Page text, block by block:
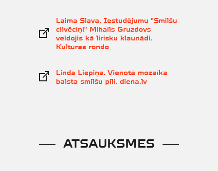
Laima Slava. Iestudējumu "Smilšu
cilvēciņi" Mihails Gruzdovs
veidojis kā lirisku klaunādi.
Kultūras rondo
Linda Liepiņa. Vienotā mozaīka
balsta smilšu pili. diena.lv
ATSAUKSMES